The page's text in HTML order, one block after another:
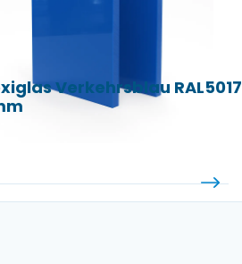
Verkehrsblau RAL5017